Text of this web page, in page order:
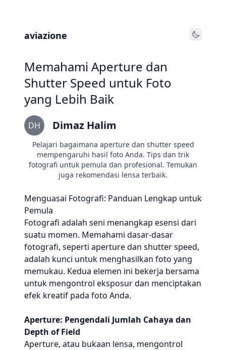
aviazione Toggle
Memahami Aperture dan
Shutter Speed untuk Foto
yang Lebih Baik
DH Dimaz Halim
Pelajari bagaimana aperture dan shutter speed
mempengaruhi hasil foto Anda. Tips dan trik
fotografi untuk pemula dan profesional. Temukan
juga rekomendasi lensa terbaik.
Menguasai Fotografi: Panduan Lengkap untuk
Pemula
Fotografi adalah seni menangkap esensi dari
suatu momen. Memahami dasar-dasar
fotografi, seperti aperture dan shutter speed,
adalah kunci untuk menghasilkan foto yang
memukau. Kedua elemen ini bekerja bersama
untuk mengontrol eksposur dan menciptakan
efek kreatif pada foto Anda.
Aperture: Pengendali Jumlah Cahaya dan
Depth of Field
Aperture, atau bukaan lensa, mengontrol